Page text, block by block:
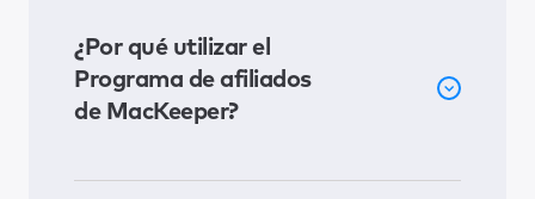
¿Por qué utilizar el
Programa de afiliados
de MacKeeper?